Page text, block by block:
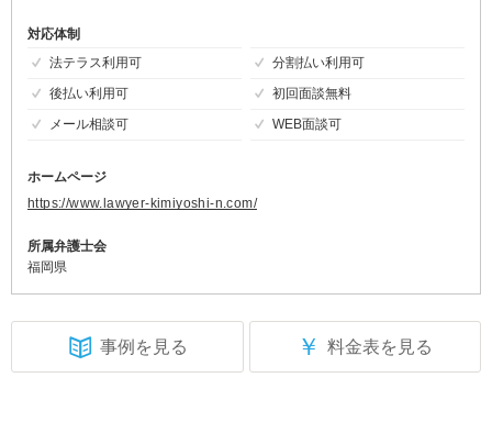
対応体制
法テラス利用可
分割払い利用可
後払い利用可
初回面談無料
メール相談可
WEB面談可
ホームページ
https://www.lawyer-kimiyoshi-n.com/
所属弁護士会
福岡県
事例を見る ￥ 料金表を見る